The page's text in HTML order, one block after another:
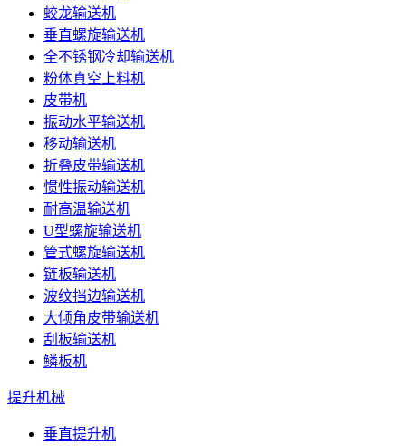
蛟龙输送机
垂直螺旋输送机
全不锈钢冷却输送机
粉体真空上料机
皮带机
振动水平输送机
移动输送机
折叠皮带输送机
惯性振动输送机
耐高温输送机
U型螺旋输送机
管式螺旋输送机
链板输送机
波纹挡边输送机
大倾角皮带输送机
刮板输送机
鳞板机
提升机械
垂直提升机